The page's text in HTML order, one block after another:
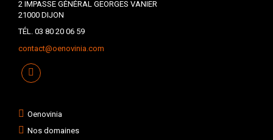
2 IMPASSE GÉNÉRAL GEORGES VANIER
21000 DIJON
TÉL. 03 80 20 06 59
contact@oenovinia.com
Oenovinia
Nos domaines